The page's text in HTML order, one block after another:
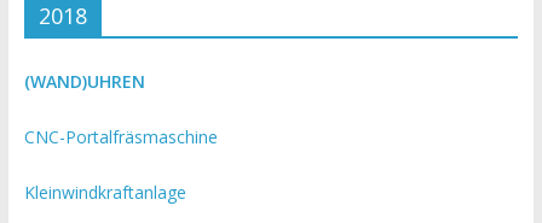
2018
(WAND)UHREN
CNC-Portalfräsmaschine
Kleinwindkraftanlage